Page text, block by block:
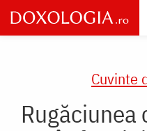
Skip
to
main
Cuvinte
Rugăciunea